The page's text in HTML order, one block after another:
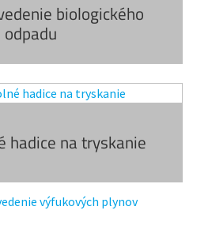
biologického
odpadu
hadice na tryskanie